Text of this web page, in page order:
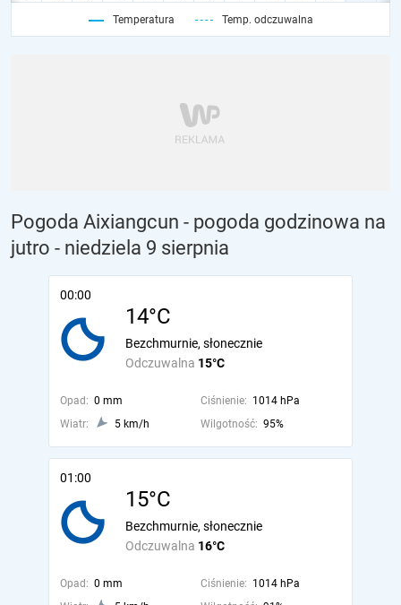
Temperatura Temp. odczuwalna
Pogoda Aixiangcun - pogoda godzinowa na
jutro - niedziela 9 sierpnia
00:00
14°C
Odczuwalna 15°C
Bezchmurnie, słonecznie
Opad: 0 mm Ciśnienie: 1014 hPa
Wiatr:
5 km/h Wilgotność: 95%
01:00
15°C
Odczuwalna 16°C
Bezchmurnie, słonecznie
Opad: 0 mm Ciśnienie: 1014 hPa